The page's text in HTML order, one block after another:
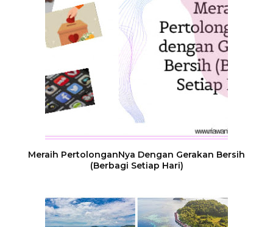
Meraih PertolonganNya Dengan Gerakan Bersih
(Berbagi Setiap Hari)